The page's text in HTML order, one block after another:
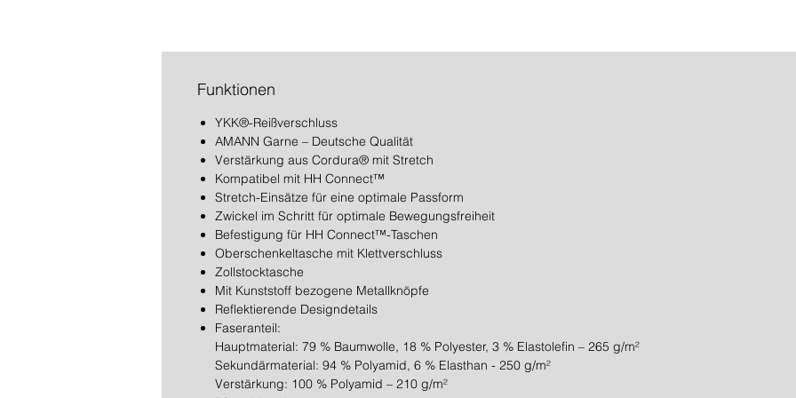
Funktionen
YKK®-Reißverschluss
AMANN Garne – Deutsche Qualität
Verstärkung aus Cordura® mit Stretch
Kompatibel mit HH Connect™
Stretch-Einsätze für eine optimale Passform
Zwickel im Schritt für optimale Bewegungsfreiheit
Befestigung für HH Connect™-Taschen
Oberschenkeltasche mit Klettverschluss
Zollstocktasche
Mit Kunststoff bezogene Metallknöpfe
Reflektierende Designdetails
Faseranteil:
Hauptmaterial: 79 % Baumwolle, 18 % Polyester, 3 % Elastolefin – 265 g/m²
Sekundärmaterial: 94 % Polyamid, 6 % Elasthan - 250 g/m²
Verstärkung: 100 % Polyamid – 210 g/m²